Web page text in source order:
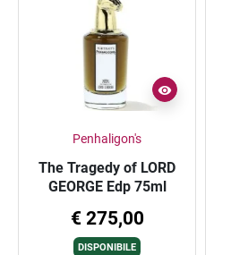
Penhaligon's
The Tragedy of LORD
GEORGE Edp 75ml
€ 275,00
DISPONIBILE